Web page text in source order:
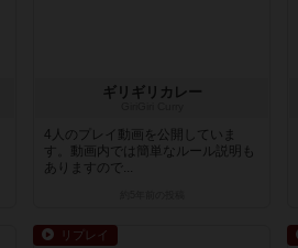
ギリギリカレー
4人のプレイ動画を公開していま
す。動画内では簡単なルール説明も
ありますので...
リプレイ